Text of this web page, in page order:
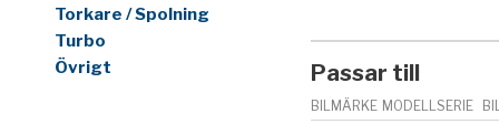
Torkare / Spolning
Turbo
Övrigt
Passar till
BILMÄRKE MODELLSERIE